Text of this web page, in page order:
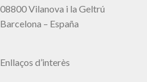
08800 Vilanova i la Geltrú
Barcelona – España
Enllaços d’interès